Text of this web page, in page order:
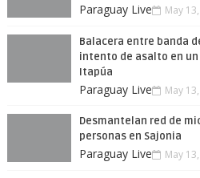
Paraguay Live May
Balacera entre banda
intento de asalto en
Itapúa
Paraguay Live May
Desmantelan red de
personas en Sajonia
Paraguay Live May